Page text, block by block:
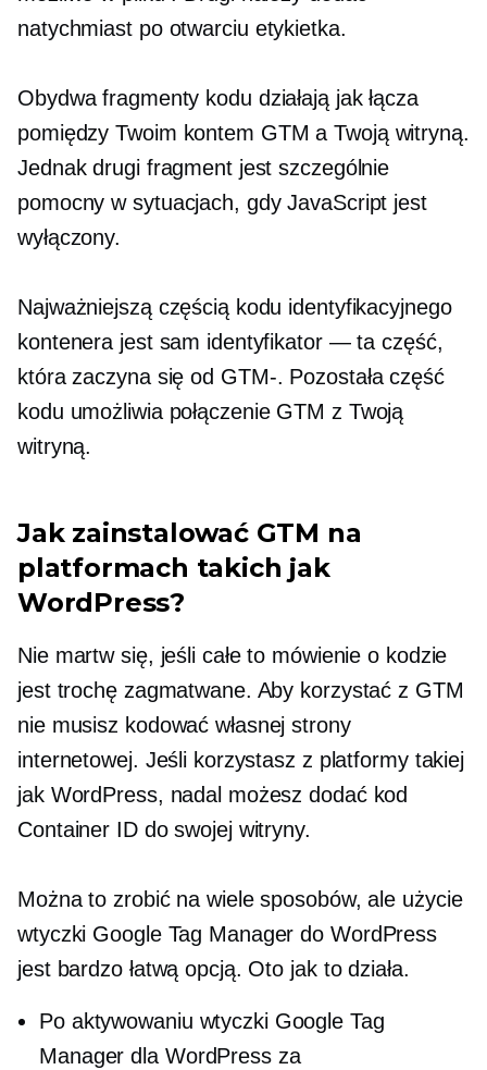
natychmiast po otwarciu etykietka.
Obydwa fragmenty kodu działają jak łącza
pomiędzy Twoim kontem GTM a Twoją witryną.
Jednak drugi fragment jest szczególnie
pomocny w sytuacjach, gdy JavaScript jest
wyłączony.
Najważniejszą częścią kodu identyfikacyjnego
kontenera jest sam identyfikator — ta część,
która zaczyna się od GTM-. Pozostała część
kodu umożliwia połączenie GTM z Twoją
witryną.
Jak zainstalować GTM na
platformach takich jak
WordPress?
Nie martw się, jeśli całe to mówienie o kodzie
jest trochę zagmatwane. Aby korzystać z GTM
nie musisz kodować własnej strony
internetowej. Jeśli korzystasz z platformy takiej
jak WordPress, nadal możesz dodać kod
Container ID do swojej witryny.
Można to zrobić na wiele sposobów, ale użycie
wtyczki Google Tag Manager do WordPress
jest bardzo łatwą opcją. Oto jak to działa.
Po aktywowaniu wtyczki Google Tag
Manager dla WordPress za